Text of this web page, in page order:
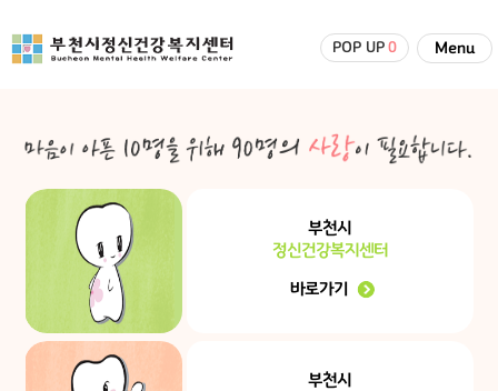
POP UP 0 Menu
부천시
정신건강복지센터
바로가기
부천시